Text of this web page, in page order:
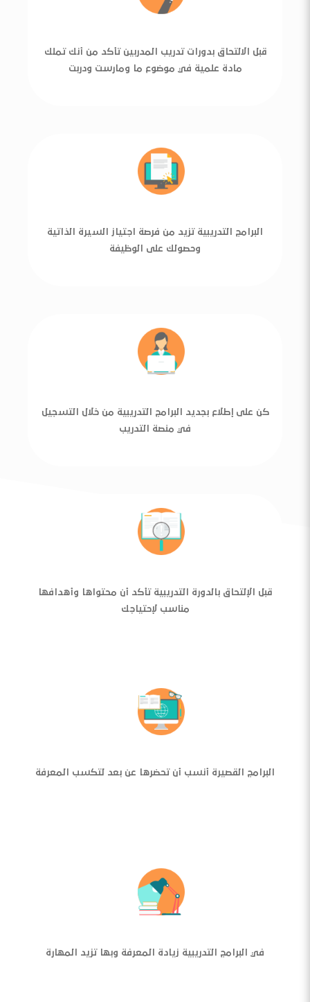
قبل الالتحاق بدورات تدريب المدربين تأكد من أنك تملك
مادة علمية في موضوع ما ومارست ودربت
البرامج التدريبية تزيد من فرصة اجتياز السيرة الذاتية
وحصولك على الوظيفة
كن على إطلاع بجديد البرامج التدريبية من خلال التسجيل
في منصة التدريب
قبل الإلتحاق بالدورة التدريبية تأكد أن محتواها وأهدافها
مناسب لإحتياجك
البرامج القصيرة أنسب أن تحضرها عن بعد لتكسب المعرفة
في البرامج التدريبية زيادة المعرفة وبها تزيد المهارة